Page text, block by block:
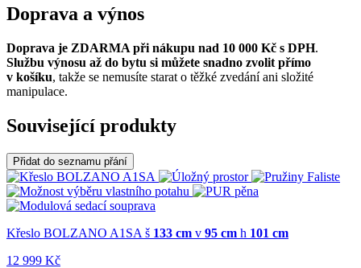
Doprava a výnos
Doprava je ZDARMA při nákupu nad 10 000 Kč s DPH.
Službu výnosu až do bytu si můžete snadno zvolit přímo
v košíku, takže se nemusíte starat o těžké zvedání ani složité
manipulace.
Související produkty
Přidat do seznamu přání
Křeslo BOLZANO A1SA š 133 cm v 95 cm h 101 cm
12 999 Kč